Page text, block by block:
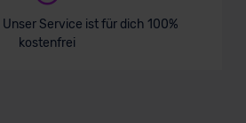
Unser Service ist für dich 100%
kostenfrei